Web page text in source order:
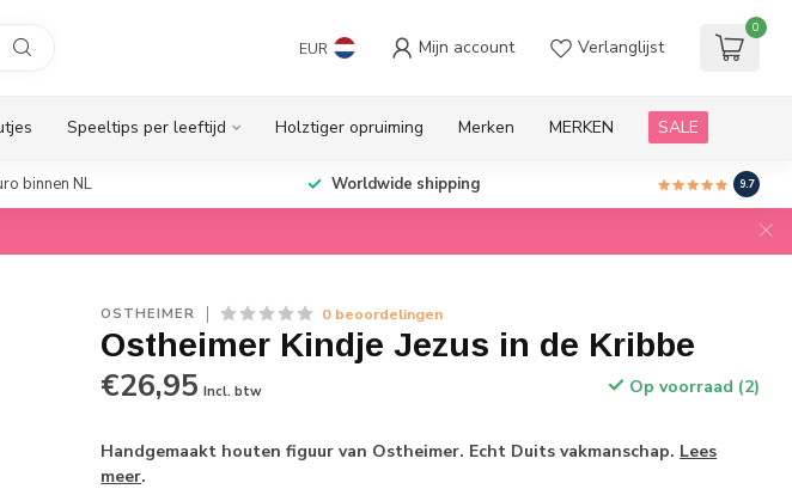
EUR Mijn account Verlanglijst
0
Speeltips per leeftijd Holztiger opruiming Merken MERKEN SALE
binnen NL Worldwide shipping 9.7
OSTHEIMER 0 beoordelingen
Ostheimer Kindje Jezus in de Kribbe
€26,95 Incl. btw Op voorraad (2)
Handgemaakt houten figuur van Ostheimer. Echt Duits vakmanschap. Lees
meer.